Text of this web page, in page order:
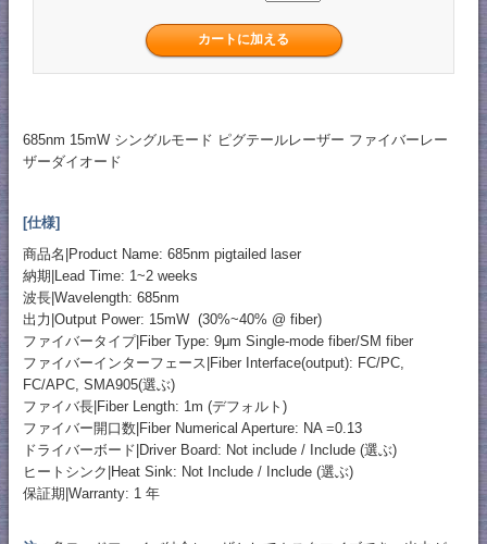
685nm 15mW シングルモード ピグテールレーザー ファイバーレー
ザーダイオード
[仕様]
商品名|Product Name: 685nm pigtailed laser
納期|Lead Time: 1~2 weeks
波長|Wavelength: 685nm
出力|Output Power: 15mW (30%~40% @ fiber)
ファイバータイプ|Fiber Type: 9μm Single-mode fiber/SM fiber
ファイバーインターフェース|Fiber Interface(output): FC/PC,
FC/APC, SMA905(選ぶ)
ファイバ長|Fiber Length: 1m (デフォルト)
ファイバー開口数|Fiber Numerical Aperture: NA =0.13
ドライバーボード|Driver Board: Not include / Include (選ぶ)
ヒートシンク|Heat Sink: Not Include / Include (選ぶ)
保証期|Warranty: 1 年